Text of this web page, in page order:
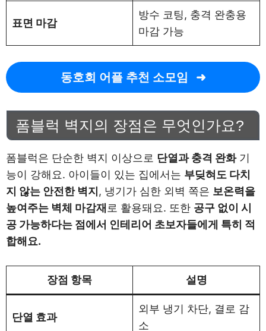
표면 마감
방수 코팅, 충격 완충용
마감 가능
동호회 어플 추천 소모임
폼블럭 벽지의 장점은 무엇인가요?
폼블럭은 단순한 벽지 이상으로 단열과 충격 완화기
능이 강해요. 아이들이 있는 집에서는 부딪혀도 다치
지 않는 안전한 벽지, 냉기가 심한 외벽 쪽은 보온력을
높여주는 벽체 마감재 로 활용돼요. 또한 공구 없이 시
공 가능하다는 점에서 인테리어 초보자들에게 특히 적
합해요.
장점 항목 설명
단열 효과
외부 냉기 차단, 결로 감
소